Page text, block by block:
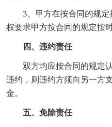
3、甲方在按合同的规
权要求甲方按合同的规定按
四、违约责任
双方均应按合同的规定
违约，则违约方须向另一方
金。
五、免除责任